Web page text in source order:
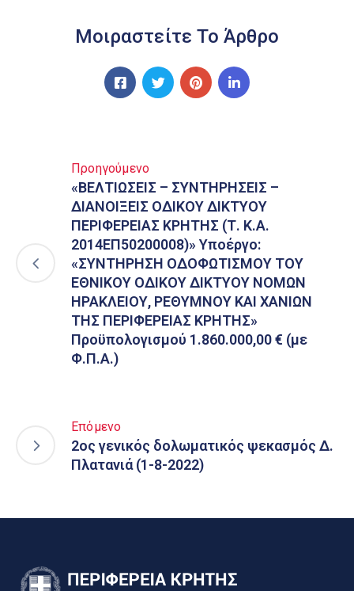
Μοιραστείτε Το Άρθρο
Προηγούμενο
«ΒΕΛΤΙΩΣΕΙΣ – ΣΥΝΤΗΡΗΣΕΙΣ –
ΔΙΑΝΟΙΞΕΙΣ ΟΔΙΚΟΥ ΔΙΚΤΥΟΥ
ΠΕΡΙΦΕΡΕΙΑΣ ΚΡΗΤΗΣ (Τ. Κ.Α.
2014ΕΠ50200008)» Υποέργο:
«ΣΥΝΤΗΡΗΣΗ ΟΔΟΦΩΤΙΣΜΟΥ ΤΟΥ
ΕΘΝΙΚΟΥ ΟΔΙΚΟΥ ΔΙΚΤΥΟΥ ΝΟΜΩΝ
ΗΡΑΚΛΕΙΟΥ, ΡΕΘΥΜΝΟΥ ΚΑΙ ΧΑΝΙΩΝ
ΤΗΣ ΠΕΡΙΦΕΡΕΙΑΣ ΚΡΗΤΗΣ»
Προϋπολογισμού 1.860.000,00 € (με
Φ.Π.Α.)
Επόμενο
2ος γενικός δολωματικός ψεκασμός Δ.
Πλατανιά (1-8-2022)